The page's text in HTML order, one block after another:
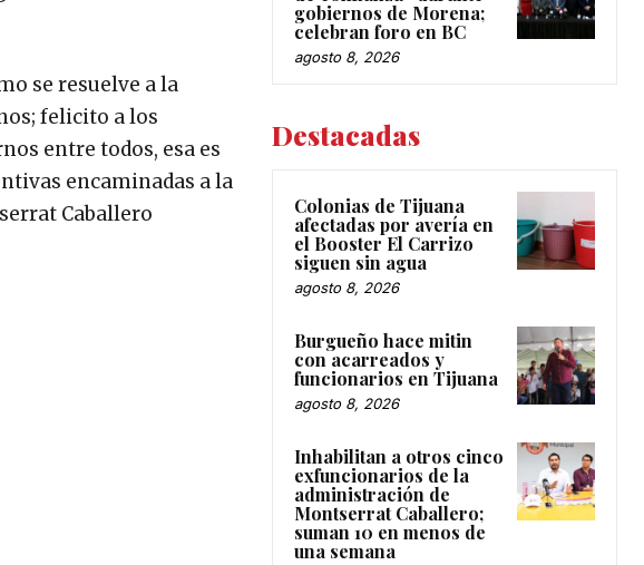
se resuelve a la
felicito a los
entre todos, esa es
encaminadas a la
Caballero
gobiernos de Morena;
celebran foro en BC
agosto 8, 2026
Destacadas
Colonias de Tijuana
afectadas por avería en
el Booster El Carrizo
siguen sin agua
agosto 8, 2026
Burgueño hace mitin
con acarreados y
funcionarios en Tijuana
agosto 8, 2026
Inhabilitan a otros cinco
exfuncionarios de la
administración de
Montserrat Caballero;
suman 10 en menos de
una semana